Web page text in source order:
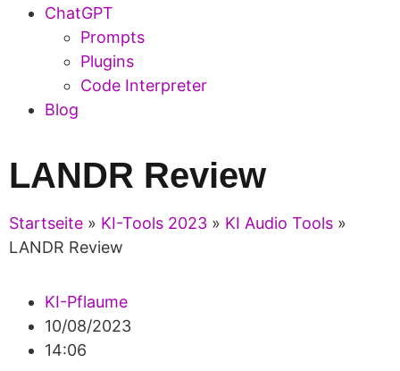
ChatGPT
Prompts
Plugins
Code Interpreter
Blog
LANDR Review
Startseite » KI-Tools 2023 » KI Audio Tools »
LANDR Review
KI-Pflaume
10/08/2023
14:06